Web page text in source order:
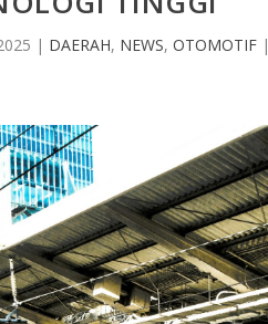
| DAERAH, NEWS, OTOMOTIF|